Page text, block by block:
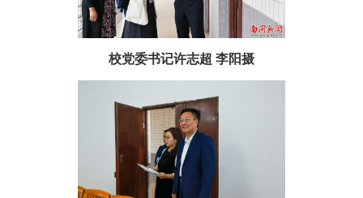
校党委书记许志超 李阳摄